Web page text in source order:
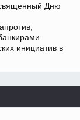
Дню
инициатив в